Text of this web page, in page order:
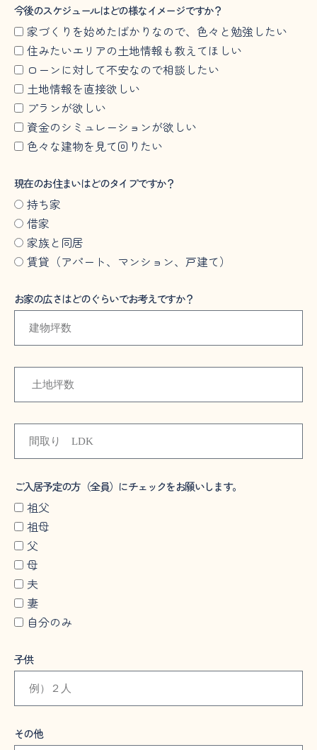
今後のスケジュールはどの様なイメージですか？
家づくりを始めたばかりなので、色々と勉強したい
住みたいエリアの土地情報も教えてほしい
ローンに対して不安なので相談したい
土地情報を直接欲しい
プランが欲しい
資金のシミュレーションが欲しい
色々な建物を見て回りたい
現在のお住まいはどのタイプですか？
持ち家
借家
家族と同居
賃貸（アパート、マンション、戸建て）
お家の広さはどのぐらいでお考えですか？
ご入居予定の方（全員）にチェックをお願いします。
祖父
祖母
父
母
夫
妻
自分のみ
子供
その他